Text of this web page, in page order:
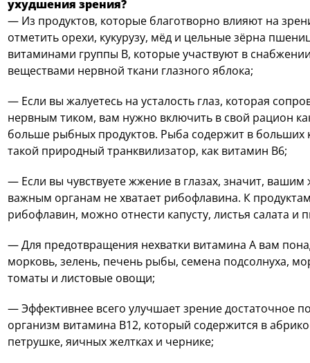
ухудшения зрения?
— Из продуктов, которые благотворно влияют на
отметить орехи, кукурузу, мёд и цельные зёрна
витаминами группы B, которые участвуют в
веществами нервной ткани глазного яблока;
— Если вы жалуетесь на усталость глаз, которая
нервным тиком, вам нужно включить в свой рацион
больше рыбных продуктов. Рыба содержит в больших
такой природный транквилизатор, как витамин B6;
— Если вы чувствуете жжение в глазах, значит,
важным органам не хватает рибофлавина. К
рибофлавин, можно отнести капусту, листья салата и
— Для предотвращения нехватки витамина A вам
морковь, зелень, печень рыбы, семена подсолнуха,
томаты и листовые овощи;
— Эффективнее всего улучшает зрение достаточное
организм витамина B12, который содержится в
петрушке, яичных желтках и чернике;